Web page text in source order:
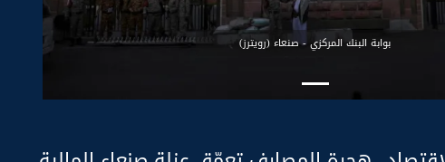
بوابة البنك المركزي - صنعاء (رويترز)